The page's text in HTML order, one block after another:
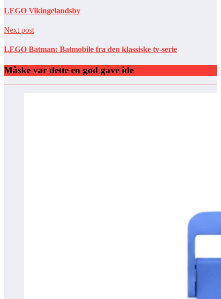
LEGO Vikingelandsby
Next post
LEGO Batman: Batmobile fra den klassiske tv-serie
Måske var dette en god gave ide